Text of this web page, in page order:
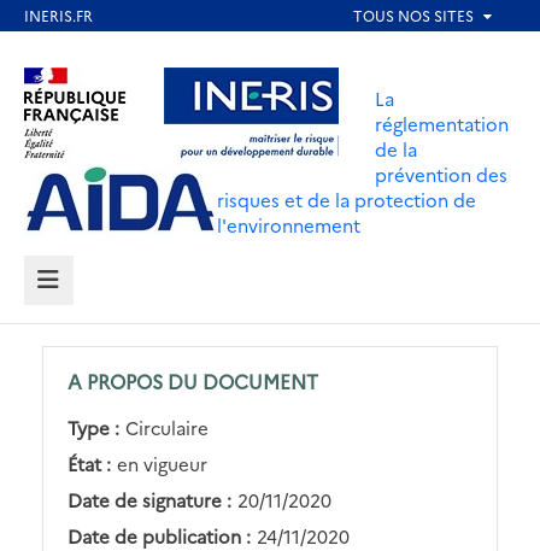
contenu
principal
Aller au contenu Aller au menu
Aller au pied de page
La
réglementation
de la
prévention des
risques et de la protection de
l'environnement
MENU
A PROPOS DU DOCUMENT
Type : Circulaire
État : en vigueur
Date de signature : 20/11/2020
Date de publication : 24/11/2020